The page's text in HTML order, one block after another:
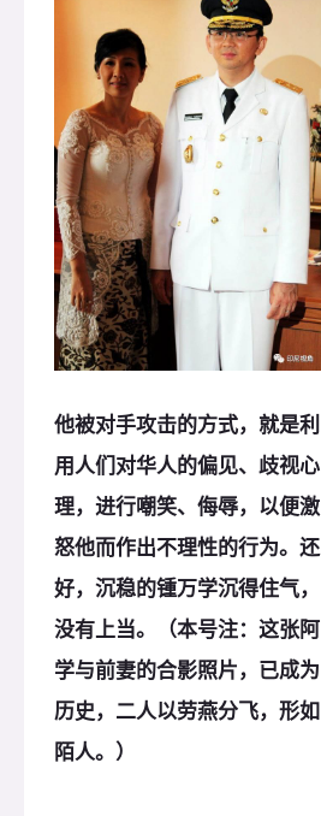
他被对手攻击的方式，就是利
用人们对华人的偏见、歧视心
理，进行嘲笑、侮辱，以便激
怒他而作出不理性的行为。还
好，沉稳的锺万学沉得住气，
没有上当。（本号注：这张阿
学与前妻的合影照片，已成为
历史，二人以劳燕分飞，形如
陌人。）